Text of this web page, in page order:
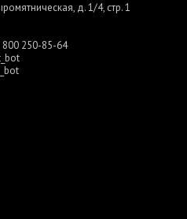
д. 1/4, стр. 1
800 250-85-64